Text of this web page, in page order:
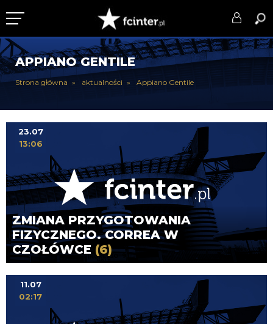
KLUB
DRUŻYNA
PUCHARY
DLA TIFOSICH
SERWIS
APPIANO GENTILE
Strona główna aktualności Appiano Gentile
ZMIANA PRZYGOTOWANIA
FIZYCZNEGO. CORREA W
CZOŁÓWCE (6)
23.07
13:06
11.07
02:17